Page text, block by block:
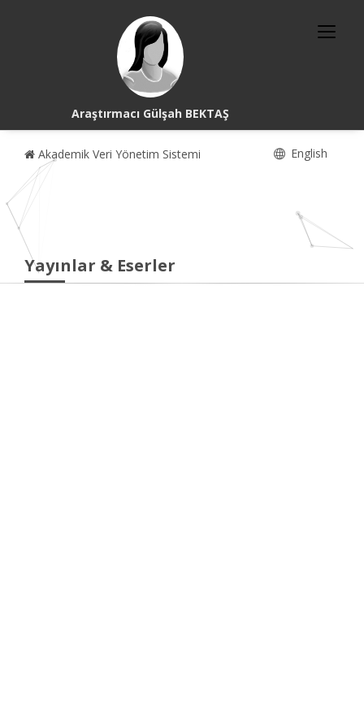
Araştırmacı Gülşah BEKTAŞ
Akademik Veri Yönetim Sistemi English
Yayınlar & Eserler